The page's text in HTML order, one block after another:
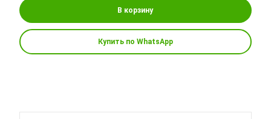
В корзину
Купить по WhatsApp